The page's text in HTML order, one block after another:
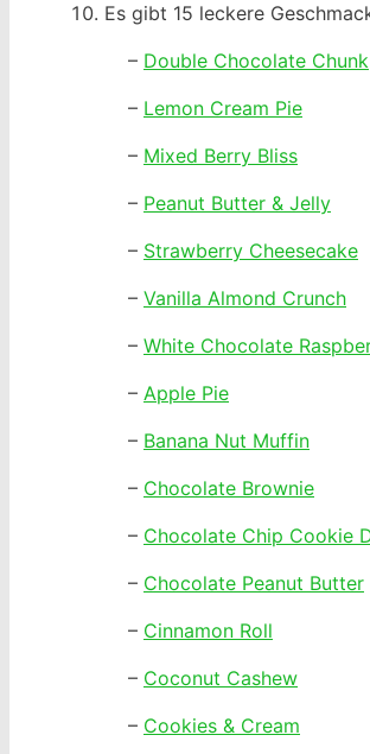
Es gibt 15 leckere
– Double Chocolate Chunk
– Lemon Cream Pie
– Mixed Berry Bliss
– Peanut Butter & Jelly
– Strawberry Cheesecake
– Vanilla Almond Crunch
– White Chocolate
– Apple Pie
– Banana Nut Muffin
– Chocolate Brownie
– Chocolate Chip Cookie
– Chocolate Peanut Butter
– Cinnamon Roll
– Coconut Cashew
– Cookies & Cream